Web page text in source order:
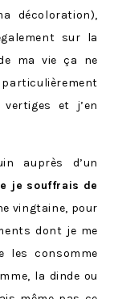
décoloration),
sur la
ma vie ça ne
vertiges et j’en
auprès d’un
je souffrais de
vingtaine, pour
dont je me
les consomme
la dinde ou